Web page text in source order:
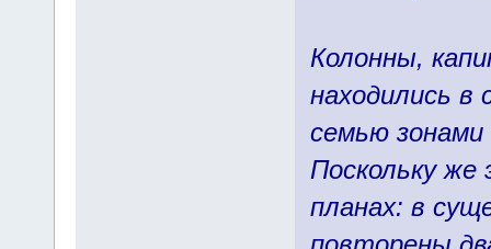
Колонны,
находились в
семью
Поскольку же
планах: в